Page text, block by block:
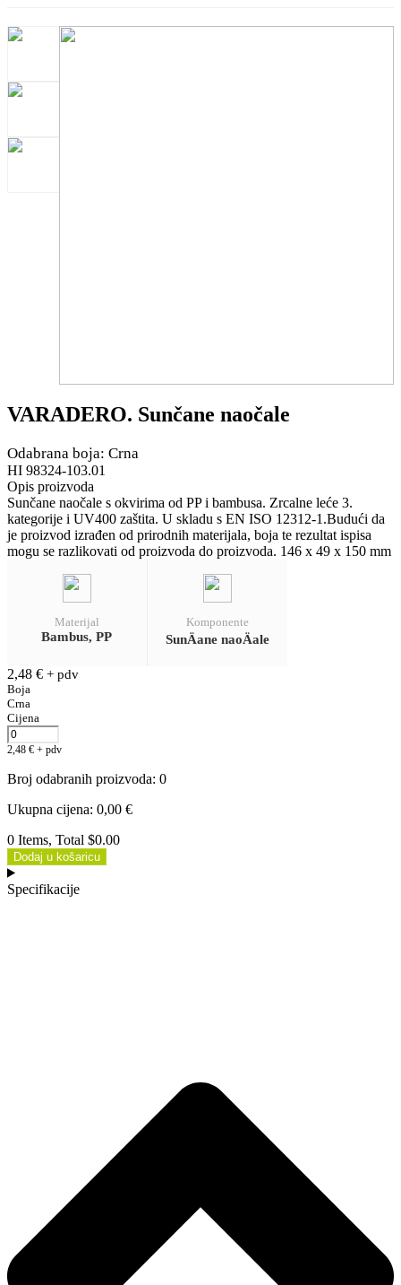
VARADERO. Sunčane naočale
Odabrana boja: Crna
HI 98324-103.01
Opis proizvoda
Sunčane naočale s okvirima od PP i bambusa. Zrcalne leće 3.
kategorije i UV400 zaštita. U skladu s EN ISO 12312-1.Budući da
je proizvod izrađen od prirodnih materijala, boja te rezultat ispisa
mogu se razlikovati od proizvoda do proizvoda. 146 x 49 x 150 mm
Materijal
Bambus, PP
Komponente
SunÄane naoÄale
2,48 € + pdv
Boja
Crna
Cijena
2,48 € + pdv
Broj odabranih proizvoda: 0
Ukupna cijena: 0,00 €
0 Items, Total $0.00
Dodaj u košaricu
Specifikacije